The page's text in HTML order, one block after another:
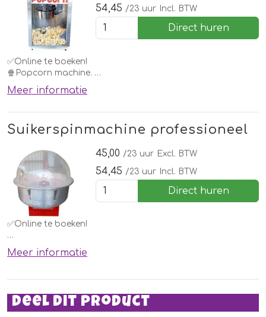
54,45 /23 uur Incl. BTW
Direct huren
✅Online te boeken!
🍿Popcorn machine.
Elk kind wil deze wel thuis hebben. Huur deze eenvoudig bij
Meer informatie
Suikerspinmachine professioneel
45,00 /23 uur Excl. BTW
54,45 /23 uur Incl. BTW
Direct huren
✅Online te boeken!
Een suikerspin machine. Elk kind wil deze wel thuis hebben.
Huur deze eenvoudig bij een springkussen of andere
Vergeet de ingrediënten niet te bestellen!
Meer informatie
Deel dit product